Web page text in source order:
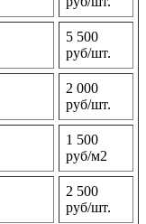
5 500
руб/шт.
2 000
руб/шт.
1 500
руб/м2
2 500
руб/шт.